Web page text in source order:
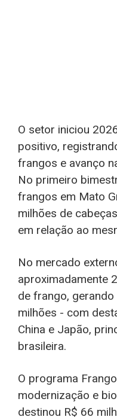
O setor iniciou
positivo,
frangos e avanço
No primeiro
frangos em Mato
milhões de
em relação ao
No mercado
aproximadamente
de frango,
milhões - com
China e Japão,
brasileira.
O programa
modernização e
destinou R$ 66